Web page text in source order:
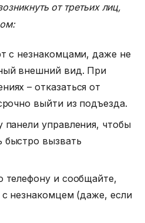
от третьих лиц,
с незнакомцами, даже не
внешний вид. При
– отказаться от
выйти из подъезда.
панели управления, чтобы
быстро вызвать
телефону и сообщайте,
незнакомцем (даже, если